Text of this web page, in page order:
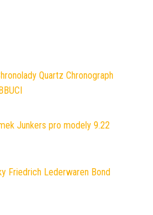
Quartz Chronograph
Junkers pro modely 9.22
Friedrich Lederwaren Bond